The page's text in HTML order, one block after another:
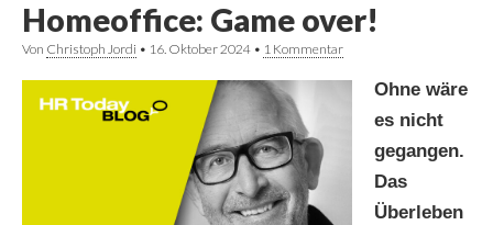
Homeoffice: Game over!
Von Christoph Jordi • 16. Oktober 2024 • 1 Kommentar
Ohne wäre
es nicht
gegangen.
Das
Überleben